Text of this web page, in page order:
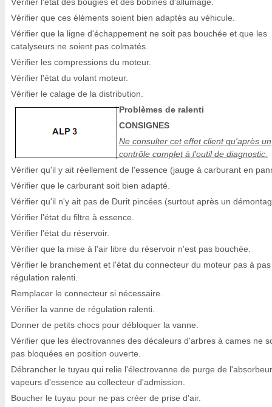
Vérifier que ces éléments soient bien adaptés au véhicule.
Vérifier que la ligne d'échappement ne soit pas bouchée et que les
catalyseurs ne soient pas colmatés.
Vérifier les compressions du moteur.
Vérifier l'état du volant moteur.
Vérifier le calage de la distribution.
Problèmes de ralenti
CONSIGNES
Ne consulter cet effet client qu'après un
contrôle complet à l'outil de diagnostic.
Vérifier qu'il y ait réellement de l'essence (jauge à carburant en
Vérifier que le carburant soit bien adapté.
Vérifier qu'il n'y ait pas de Durit pincées (surtout après un
Vérifier l'état du filtre à essence.
Vérifier l'état du réservoir.
Vérifier que la mise à l'air libre du réservoir n'est pas bouchée.
Vérifier le branchement et l'état du connecteur du moteur pas à
régulation ralenti.
Remplacer le connecteur si nécessaire.
Vérifier la vanne de régulation ralenti.
Donner de petits chocs pour débloquer la vanne.
Vérifier que les électrovannes des décaleurs d'arbres à cames ne
pas bloquées en position ouverte.
Débrancher le tuyau qui relie l'électrovanne de purge de
vapeurs d'essence au collecteur d'admission.
Boucher le tuyau pour ne pas créer de prise d'air.